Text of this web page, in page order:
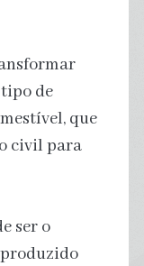
de
que
civil para
ser o